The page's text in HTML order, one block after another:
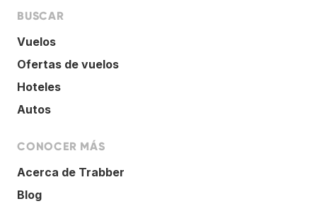
BUSCAR
Vuelos
Ofertas de vuelos
Hoteles
Autos
CONOCER MÁS
Acerca de Trabber
Blog